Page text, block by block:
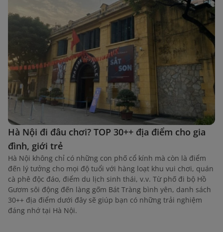
Hà Nội đi đâu chơi? TOP 30++ địa điểm cho gia
đình, giới trẻ
Hà Nội không chỉ có những con phố cổ kính mà còn là điểm
đến lý tưởng cho mọi độ tuổi với hàng loạt khu vui chơi, quán
cà phê độc đáo, điểm du lịch sinh thái, v.v. Từ phố đi bộ Hồ
Gươm sôi động đến làng gốm Bát Tràng bình yên, danh sách
30++ địa điểm dưới đây sẽ giúp bạn có những trải nghiệm
đáng nhớ tại Hà Nội.